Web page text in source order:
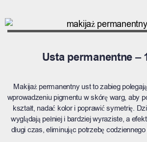
Usta permanentne –
Makijaż permanentny ust to zabieg
wprowadzeniu pigmentu w skórę warg, aby
kształt, nadać kolor i poprawić symetrię.
wyglądają pełniej i bardziej wyraziste, a
długi czas, eliminując potrzebę